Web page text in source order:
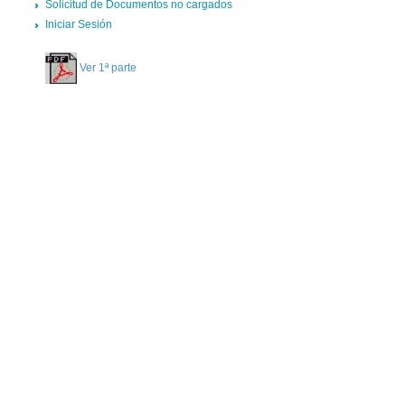
Solicitud de Documentos no cargados
Iniciar Sesión
Ver 1ª parte